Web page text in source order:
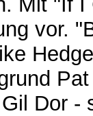
vor.
Dor